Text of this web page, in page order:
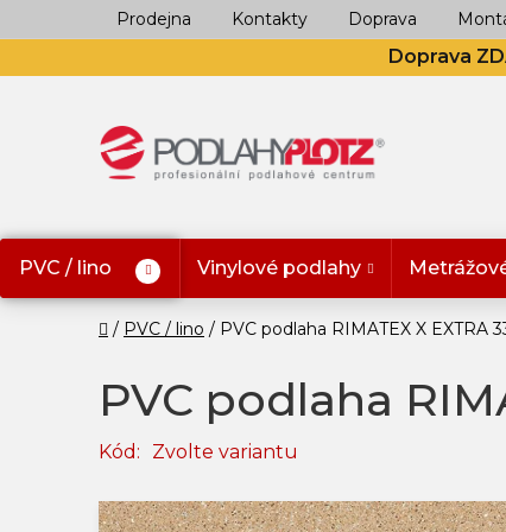
na
Doprava
Prodejna Kontakty Doprava
PVC / lino Vinylové podlahy
Domů
PVC / lino PVC podlaha RIMATEX X EXTRA
PVC podlaha
Kód: Zvolte variantu